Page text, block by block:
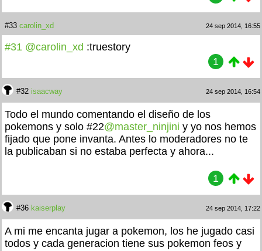
#33 carolin_xd 24 sep 2014, 16:55
#31 @carolin_xd :truestory
1
#32 isaacway 24 sep 2014, 16:54
Todo el mundo comentando el diseño de los
pokemons y solo #22@master_ninjini y yo nos hemos
fijado que pone invanta. Antes lo moderadores no te
la publicaban si no estaba perfecta y ahora...
1
#36 kaiserplay 24 sep 2014, 17:22
A mi me encanta jugar a pokemon, los he jugado casi
todos y cada generacion tiene sus pokemon feos y